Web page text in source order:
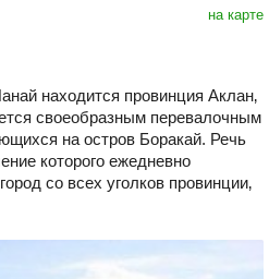
на карте
находится провинция Аклан‚
своеобразным перевалочным
на остров Боракай. Речь
которого ежедневно
со всех уголков провинции‚